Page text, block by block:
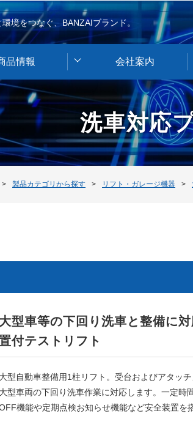
境をつなぐ、BANZAIブランド。
品情報 会社案内
洗車対応
製品カテゴリから探す リフト・ガレージ機器
大型車等の下回り洗車と整備に
付テストリフト
大型自動車整備用1柱リフト。受台およびアタッ
大型車両の下回り洗車作業に対応します。一定時
機能や定期点検お知らせ機能など安全装置を